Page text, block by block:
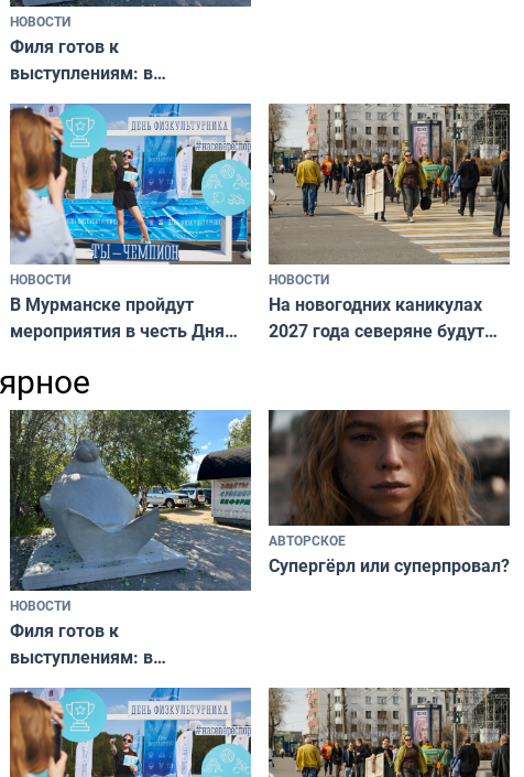
НОВОСТИ
Филя готов к
выступлениям: в
мурманском океанариуме
рассказали о состоянии
тюленей
НОВОСТИ
В Мурманске пройдут
мероприятия в честь Дня
НОВОСТИ
На новогодних каникулах
2027 года северяне будут
НОВОСТИ
Филя готов к
выступлениям: в
мурманском океанариуме
рассказали о состоянии
тюленей
АВТОРСКОЕ
Супергёрл или суперпровал?